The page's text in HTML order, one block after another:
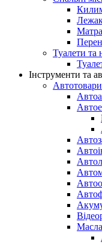
Туалети та
Інструменти та
Автотовари
Масла